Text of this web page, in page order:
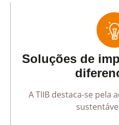
Soluções de
A TIIB destaca-se pela